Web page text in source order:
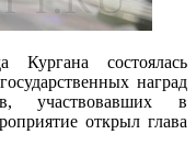
Кургана состоялась
наград
участвовавших в
открыл глава